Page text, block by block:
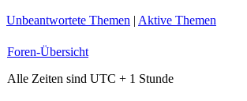
Unbeantwortete Themen | Aktive Themen
Foren-Übersicht
Alle Zeiten sind UTC + 1 Stunde